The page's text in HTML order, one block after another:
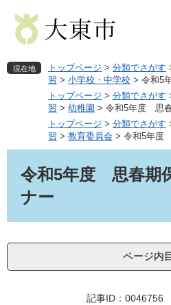
先
を
文
現在地 トップページ > 分類でさがす
習 > 小学校・中学校 > 令和5
トップページ > 分類でさがす
習 > 幼稚園 > 令和5年度 思
トップページ > 分類でさがす
習 > 教育委員会 > 令和5年度
令和5年度 思春期
ナー
ページ内
記事ID：0046756